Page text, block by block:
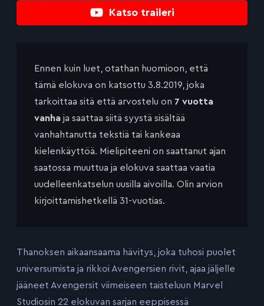
Katso traileri
Ennen kuin luet, otathan huomioon, että
tämä elokuva on katsottu 3.8.2019, joka
tarkoittaa sitä että arvostelu on 7 vuotta
vanha ja saattaa siitä syystä sisältää
vanhahtanutta tekstiä tai kankeaa
kielenkäyttöä. Mielipiteeni on saattanut ajan
saatossa muuttua ja elokuva saattaa vaatia
uudelleenkatselun uusilla aivoilla. Olin arvion
kirjoittamishetkellä 31-vuotias.
Thanoksen aikaansaama hävitys, joka tuhosi puolet
universumista ja rikkoi Avengersien rivit, ajaa jäljelle
jääneet Avengersit viimeiseen taisteluun Marvel
Studiosin 22 elokuvan sarjan eeppisessä